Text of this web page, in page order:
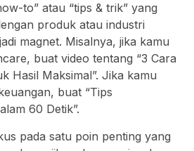
to” atau “tips & trik” yang
produk atau industri
magnet. Misalnya, jika kamu
buat video tentang “3 Cara
Hasil Maksimal”. Jika kamu
buat “Tips
60 Detik”.
pada satu poin penting yang